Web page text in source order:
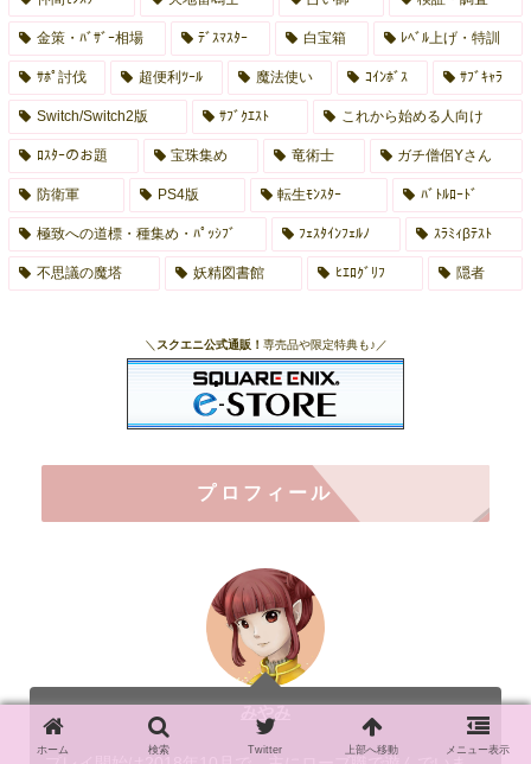
金策・ﾊﾞｻﾞｰ相場 ﾃﾞｽﾏｽﾀｰ 白宝箱 ﾚﾍﾞﾙ上げ・特訓
ｻﾎﾟ討伐 超便利ﾂｰﾙ 魔法使い ｺｲﾝﾎﾞｽ ｻﾌﾞｷｬﾗ
Switch/Switch2版 ｻﾌﾞｸｴｽﾄ これから始める人向け
ﾛｽﾀｰのお題 宝珠集め 竜術士 ガチ僧侶Yさん
防衛軍 PS4版 転生ﾓﾝｽﾀｰ ﾊﾞﾄﾙﾛｰﾄﾞ
極致への道標・種集め・ﾊﾟｯｼﾌﾞ ﾌｪｽﾀｲﾝﾌｪﾙﾉ ｽﾗﾐｨβﾃｽﾄ
不思議の魔塔 妖精図書館 ﾋｴﾛｸﾞﾘﾌ 隠者
＼ スクエニ公式通販！ 専売品や限定特典も♪／
プロフィール
ホーム 検索 Twitter 上部へ移動 メニュー表示